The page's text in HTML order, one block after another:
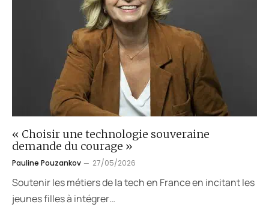
« Choisir une technologie souveraine
demande du courage »
Pauline Pouzankov 27/05/2026
Soutenir les métiers de la tech en France en incitant les
jeunes filles à intégrer…